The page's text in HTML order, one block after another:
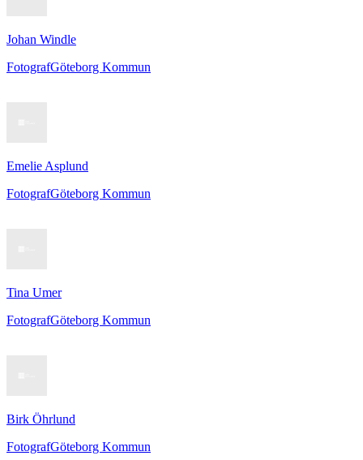
Johan Windle
FotografGöteborg Kommun
Emelie Asplund
FotografGöteborg Kommun
Tina Umer
FotografGöteborg Kommun
Birk Öhrlund
FotografGöteborg Kommun